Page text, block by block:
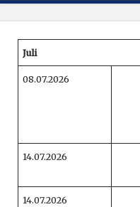
Juli
08.07.2026
14.07.2026
14.07.2026